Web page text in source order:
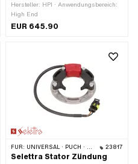
Hersteller: HPI · Anwendungsbereich:
High End
EUR 645.90
FÜR: UNIVERSAL · PUCH · SACHS · ZÜNDAPP BELMONDO 23817
Selettra Stator Zündung